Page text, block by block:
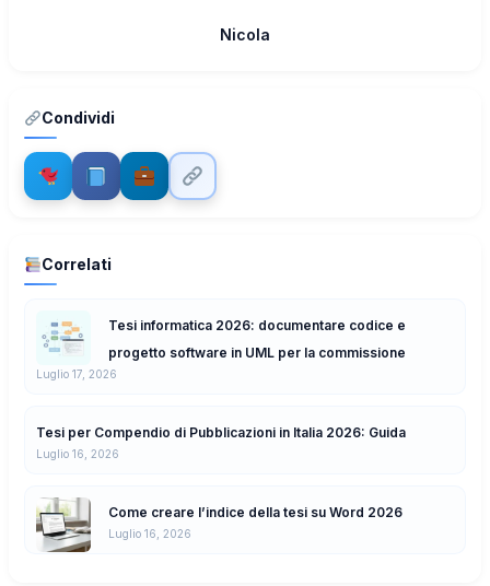
Nicola
Condividi
Correlati
Tesi informatica 2026: documentare codice e
progetto software in UML per la commissione
Luglio 17, 2026
Tesi per Compendio di Pubblicazioni in Italia 2026: Guida
Luglio 16, 2026
Come creare l’indice della tesi su Word 2026
Luglio 16, 2026